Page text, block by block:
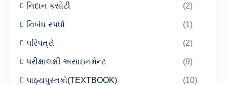
નિદાન કસોટી (2)
નિબંધ સ્પર્ધા (1)
પરિપત્રો (2)
પરીક્ષાલક્ષી અસાઇનમેન્ટ (9)
પાઠ્યપુસ્તકો(TEXTBOOK) (10)